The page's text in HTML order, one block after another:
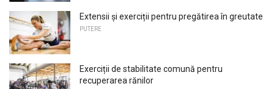
Extensii și exerciții pentru pregătirea în greutate
PUTERE
Exerciții de stabilitate comună pentru
recuperarea rănilor